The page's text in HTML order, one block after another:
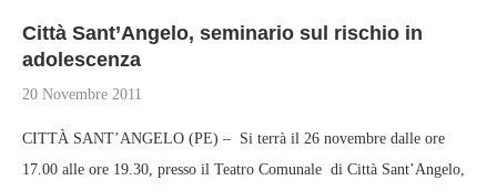
Città Sant’Angelo, seminario sul rischio in
adolescenza
20 Novembre 2011
CITTÀ SANT’ANGELO (PE) – Si terrà il 26 novembre dalle ore
17.00 alle ore 19.30, presso il Teatro Comunale di Città Sant’Angelo,